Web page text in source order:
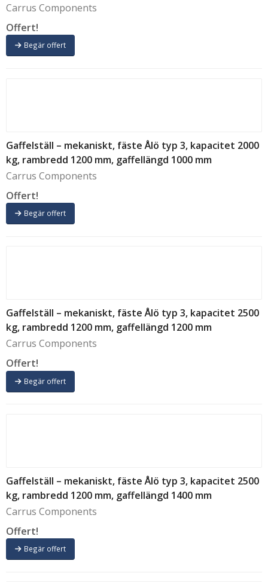
Carrus Components
Offert!
Begär offert
Gaffelställ – mekaniskt, fäste Ålö typ 3, kapacitet 2000
kg, rambredd 1200 mm, gaffellängd 1000 mm
Carrus Components
Offert!
Begär offert
Gaffelställ – mekaniskt, fäste Ålö typ 3, kapacitet 2500
kg, rambredd 1200 mm, gaffellängd 1200 mm
Carrus Components
Offert!
Begär offert
Gaffelställ – mekaniskt, fäste Ålö typ 3, kapacitet 2500
kg, rambredd 1200 mm, gaffellängd 1400 mm
Carrus Components
Offert!
Begär offert